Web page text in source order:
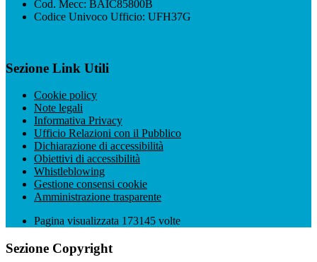
Cod. Mecc: BAIC85800B
Codice Univoco Ufficio: UFH37G
Sezione Link Utili
Cookie policy
Note legali
Informativa Privacy
Ufficio Relazioni con il Pubblico
Dichiarazione di accessibilità
Obiettivi di accessibilità
Whistleblowing
Gestione consensi cookie
Amministrazione trasparente
Pagina visualizzata 173145 volte
Sezione Copyright